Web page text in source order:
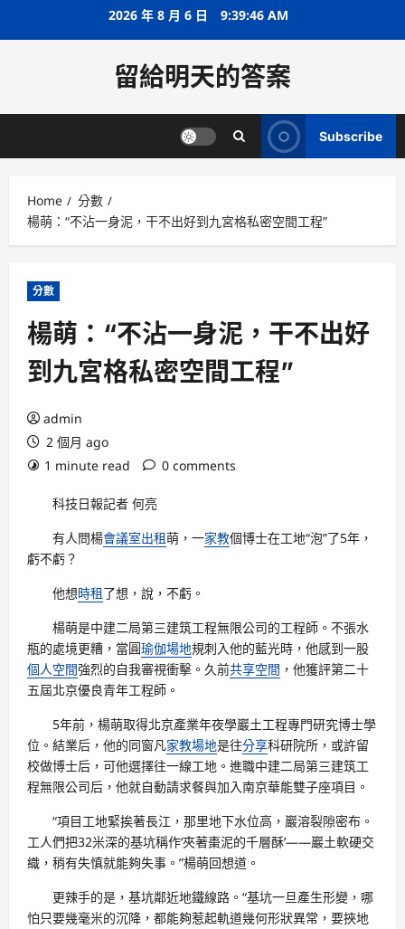
2026 年 8 月 6 日 9:39:46 AM
留給明天的答案
Subscribe
Home
分數
楊萌：“不沾一身泥，干不出好到九宮格私密空間工程”
分數
楊萌：“不沾一身泥，干不出好
到九宮格私密空間工程”
admin
2 個月 ago
1 minute read
0 comments
科技日報記者 何亮
有人問楊會議室出租萌，一家教個博士在工地“泡”了5年，
虧不虧？
他想時租了想，說，不虧。
楊萌是中建二局第三建筑工程無限公司的工程師。不張水
瓶的處境更糟，當圓瑜伽場地規刺入他的藍光時，他感到一股
個人空間強烈的自我審視衝擊。久前共享空間 ，他獲評第二十
五屆北京優良青年工程師。
5年前，楊萌取得北京產業年夜學巖土工程專門研究博士學
位。結業后，他的同窗凡家教場地是往分享科研院所，或許留
校做博士后，可他選擇往一線工地。進職中建二局第三建筑工
程無限公司后，他就自動請求餐與加入南京華能雙子座項目。
“項目工地緊挨著長江，那里地下水位高，巖溶裂隙密布。
工人們把32米深的基坑稱作‘夾著棗泥的千層酥’——巖土軟硬交
織，稍有失慎就能夠失事。”楊萌回想道。
更辣手的是，基坑鄰近地鐵線路。“基坑一旦產生形變，哪
怕只要幾毫米的沉降，都能夠惹起軌道幾何形狀異常，要挾地